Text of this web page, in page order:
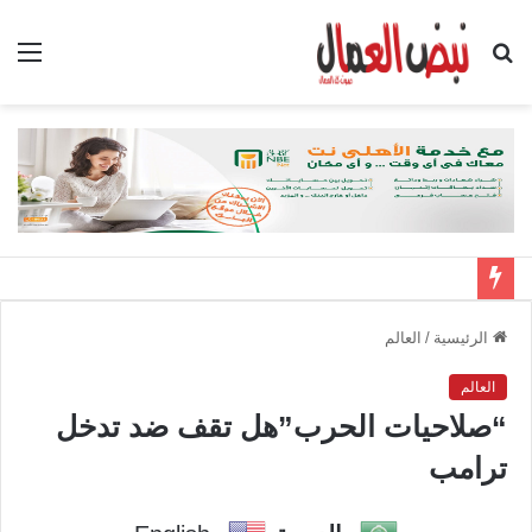
بحث
الرئيسية / العالم
العالم
“صلاحيات الحرب”هل تقف ضد تدخل
ترامب